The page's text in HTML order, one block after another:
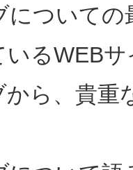
について
るWEB
ら、貴重